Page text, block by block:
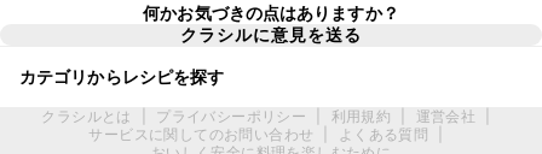
何かお気づきの点はありますか？
クラシルに意見を送る
カテゴリからレシピを探す
クラシルとは プライバシーポリシー 利用規約 運営会社
サービスに関してのお問い合わせ
よくある質問